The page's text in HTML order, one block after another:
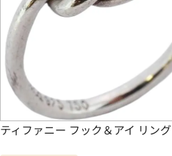
ティファニー フック＆アイ リング